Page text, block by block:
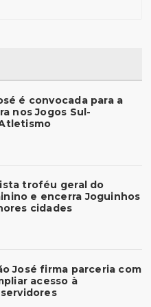
é convocada para a
nos Jogos Sul-
troféu geral do
e encerra Joguinhos
cidades
José firma parceria com
acesso à